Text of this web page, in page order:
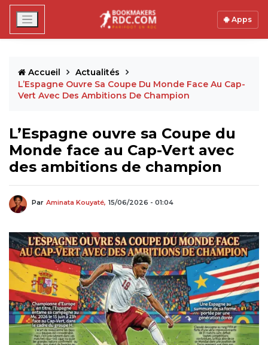
Apps
Accueil
Actualités
L’Espagne Ouvre Sa Coupe Du Monde Face Au Cap-
Vert Avec Des Ambitions De Champion
L’Espagne ouvre sa Coupe du
Monde face au Cap-Vert avec
des ambitions de champion
Par Aminata Kouyaté, 15/06/2026 - 01:04